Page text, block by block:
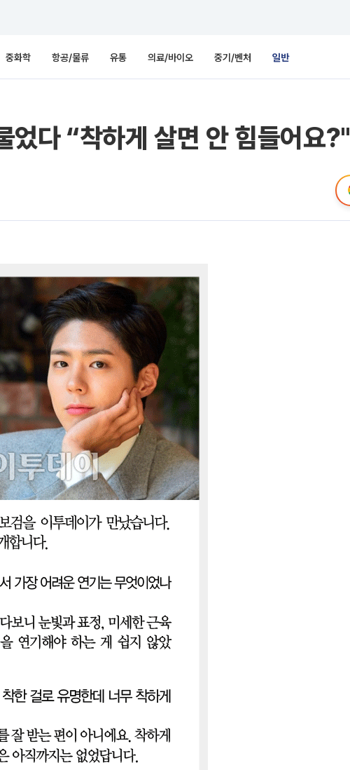
중화학 항공/물류 유통 의료/바이오 중기/벤처 일반
었다 “착하게 살면 안 힘들어요?"